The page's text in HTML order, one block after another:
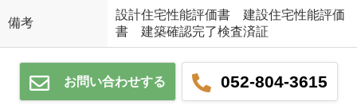
備考
設計住宅性能評価書 建設住宅性能評価
書 建築確認完了検査済証
お問い合わせする 052-804-3615